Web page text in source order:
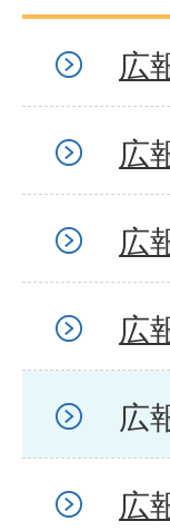
広
広
広
広
広
広